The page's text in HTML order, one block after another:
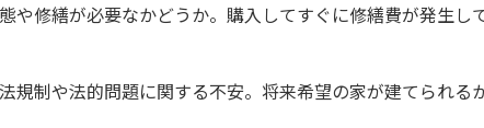
や修繕が必要なかどうか。購入してすぐに修繕費が発生し
規制や法的問題に関する不安。将来希望の家が建てられる